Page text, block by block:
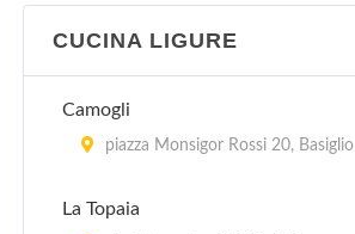
CUCINA LIGURE
Camogli
piazza Monsigor Rossi 20, Basiglio
La Topaia